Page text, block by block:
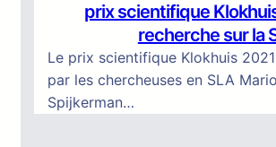
prix scientifique
recherche sur la
Le prix scientifique Klokhuis
par les chercheuses en SLA
Spijkerman…